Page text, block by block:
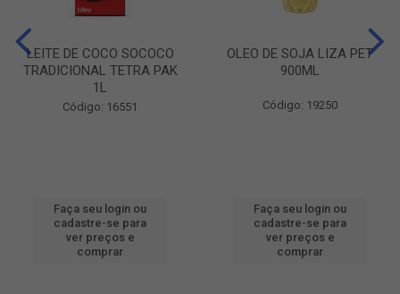
LEITE DE COCO SOCOCO
TRADICIONAL TETRA PAK
1L
Código: 16551
Faça seu login ou
cadastre-se para
ver preços e
comprar
OLEO DE SOJA LIZA PET
900ML
Código: 19250
Faça seu login ou
cadastre-se para
ver preços e
comprar